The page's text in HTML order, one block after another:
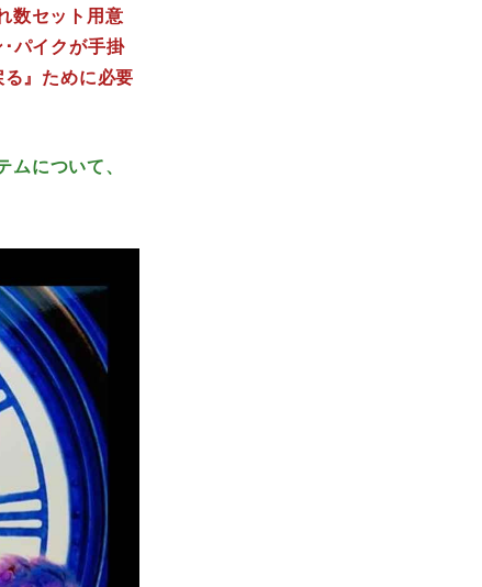
数セット用意
パイクが手掛
』ために必要
について、